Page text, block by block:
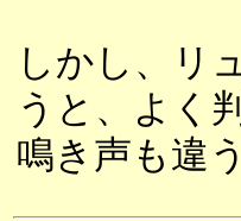
しかし、リ
うと、よく
鳴き声も違